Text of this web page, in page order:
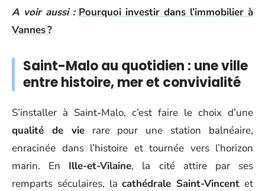
A voir aussi : Pourquoi investir dans l’immobilier à
Vannes ?
Saint-Malo au quotidien : une ville
entre histoire, mer et convivialité
S’installer à Saint-Malo, c’est faire le choix d’une
qualité de vierare pour une station balnéaire,
enracinée dans l’histoire et tournée vers l’horizon
marin. En Ille-et-Vilaine, la cité attire par ses
remparts séculaires, lacathédrale Saint-Vincent et